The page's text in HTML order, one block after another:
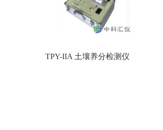
TPY-IIA 土壤养分检测仪